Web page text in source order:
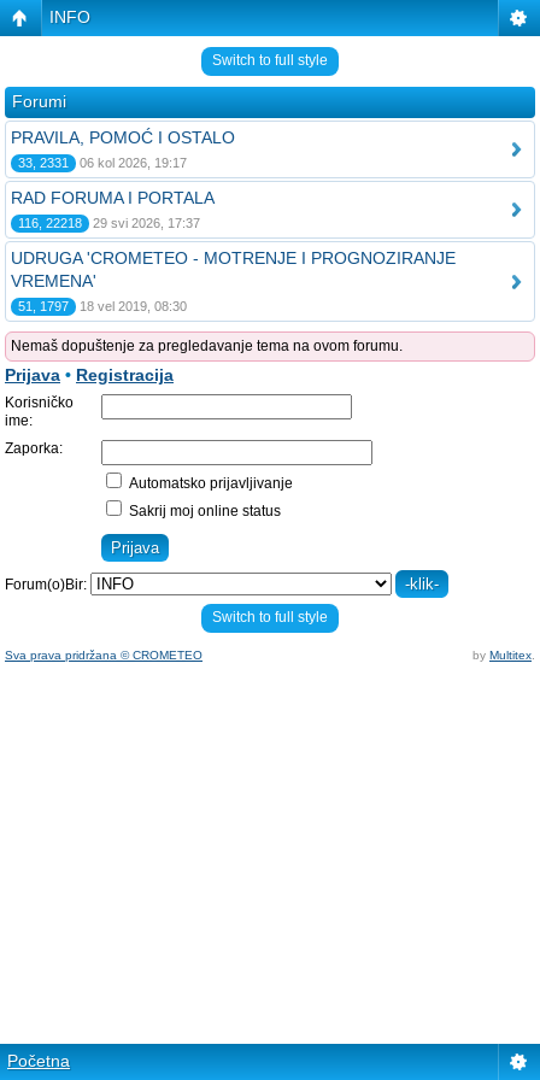
INFO
Switch to full style
Forumi
PRAVILA, POMOĆ I OSTALO
33, 2331 06 kol 2026, 19:17
RAD FORUMA I PORTALA
116, 22218 29 svi 2026, 17:37
UDRUGA 'CROMETEO - MOTRENJE I PROGNOZIRANJE
VREMENA'
51, 1797 18 vel 2019, 08:30
Nemaš dopuštenje za pregledavanje tema na ovom forumu.
Prijava • Registracija
Korisničko
ime:
Zaporka:
Automatsko prijavljivanje
Sakrij moj online status
Forum(o)Bir:
Switch to full style
Sva prava pridržana © CROMETEO by Multitex
Početna